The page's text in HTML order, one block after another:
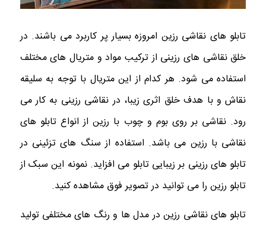
تابلو های نقاشی رزین امروزه بسیار پر کاربرد می باشند. در
خلق نقاشی های رزینی از ترکیب مواد و متریال های مختلف
استفاده می شود. هر کدام از این متریال با توجه به سلیقه
نقاش و با هدف خلق اثری زیبا، در نقاشی رزینی به کار می
رود. نقاشی بر روی بوم و چوب با رزین از انواع تابلو های
نقاشی با رزین می باشد. استفاده از سنگ های تزئینی در
تابلو های رزینی بر زیبایی تابلو می افزاید. نمونه این سبک از
تابلو رزین را می توانید در تصویر فوق مشاهده کنید.
تابلو های نقاشی رزین در مدل ها و رنگ های مختلفی تولید